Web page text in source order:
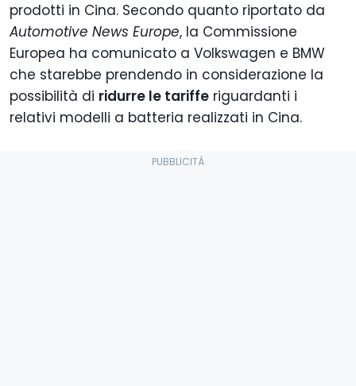
prodotti in Cina. Secondo quanto riportato da
Automotive News Europe, la Commissione
Europea ha comunicato a Volkswagen e BMW
che starebbe prendendo in considerazione la
possibilità di ridurre le tariffe riguardanti i
relativi modelli a batteria realizzati in Cina.